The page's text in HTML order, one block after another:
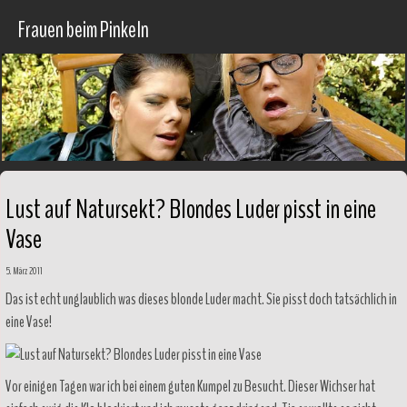
Frauen beim Pinkeln
Lust auf Natursekt? Blondes Luder pisst in eine
Vase
5. März 2011
Das ist echt unglaublich was dieses blonde Luder macht. Sie pisst doch tatsächlich in
eine Vase!
Vor einigen Tagen war ich bei einem guten Kumpel zu Besucht. Dieser Wichser hat